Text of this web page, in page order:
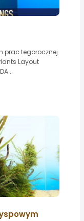
prac tegorocznej
Layout